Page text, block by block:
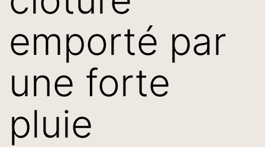
emporté par
une forte
pluie